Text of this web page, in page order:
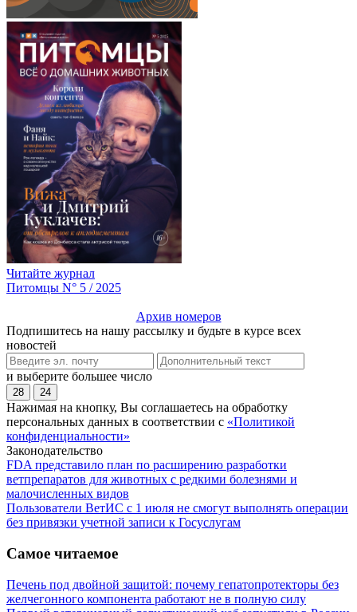
Читайте журнал
Питомцы N° 5 / 2025
Архив номеров
Подпишитесь на нашу рассылку и будьте в курсе всех
новостей
и выберите большее число
28 24
Нажимая на кнопку, Вы соглашаетесь на обработку
персональных данных в соответствии с «Политикой
конфиденциальности»
Законодательство
FDA представило план по расширению разработки
ветпрепаратов для животных с редкими болезнями и
малочисленных видов
Пользователи ВетИС с 1 июля не смогут выполнять операции
без привязки учетной записи к Госуслугам
Самое читаемое
Печень под двойной защитой: почему гепатопротекторы без
желчегонного компонента работают не в полную силу